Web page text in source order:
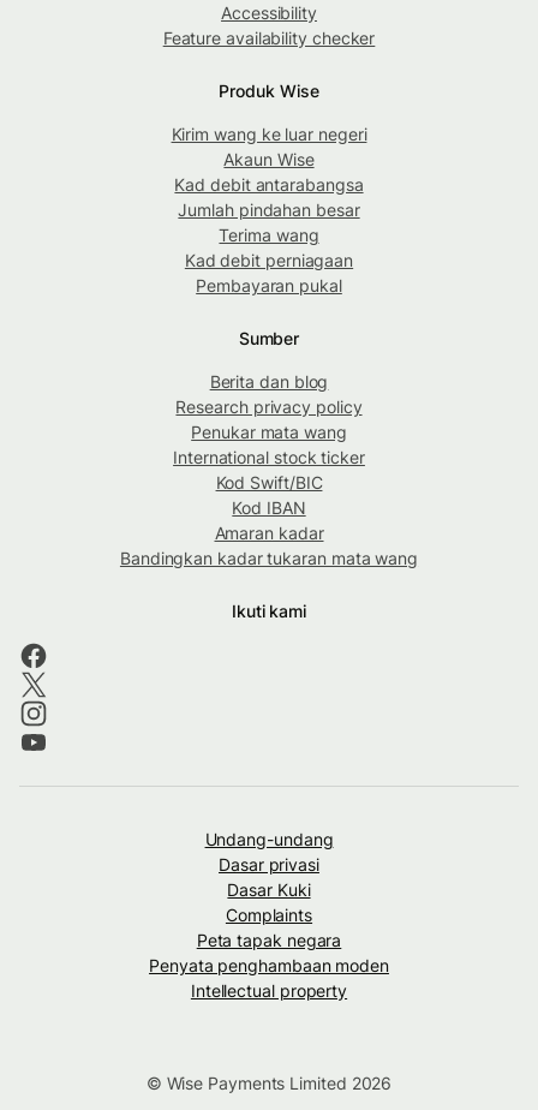
Accessibility
Feature availability checker
Produk Wise
Kirim wang ke luar negeri
Akaun Wise
Kad debit antarabangsa
Jumlah pindahan besar
Terima wang
Kad debit perniagaan
Pembayaran pukal
Sumber
Berita dan blog
Research privacy policy
Penukar mata wang
International stock ticker
Kod Swift/BIC
Kod IBAN
Amaran kadar
Bandingkan kadar tukaran mata wang
Ikuti kami
Undang-undang
Dasar privasi
Dasar Kuki
Complaints
Peta tapak negara
Penyata penghambaan moden
Intellectual property
© Wise Payments Limited 2026